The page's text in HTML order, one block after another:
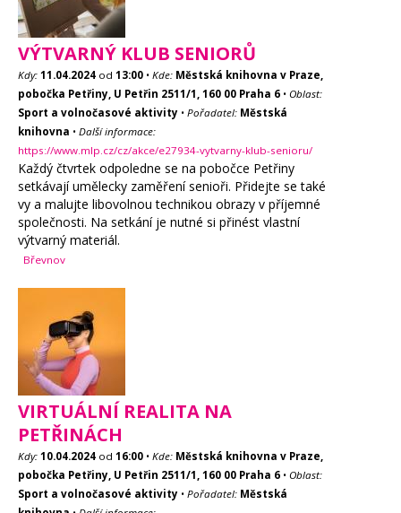
VÝTVARNÝ KLUB SENIORŮ
Kdy: 11.04.2024 od 13:00 • Kde: Městská knihovna v Praze,
pobočka Petřiny, U Petřin 2511/1, 160 00 Praha 6 • Oblast:
Sport a volnočasové aktivity • Pořadatel: Městská
knihovna • Další informace:
https://www.mlp.cz/cz/akce/e27934-vytvarny-klub-senioru/
Každý čtvrtek odpoledne se na pobočce Petřiny
setkávají umělecky zaměření senioři. Přidejte se také
vy a malujte libovolnou technikou obrazy v příjemné
společnosti. Na setkání je nutné si přinést vlastní
výtvarný materiál.
Břevnov
VIRTUÁLNÍ REALITA NA
PETŘINÁCH
Kdy: 10.04.2024 od 16:00 • Kde: Městská knihovna v Praze,
pobočka Petřiny, U Petřin 2511/1, 160 00 Praha 6 • Oblast:
Sport a volnočasové aktivity • Pořadatel: Městská